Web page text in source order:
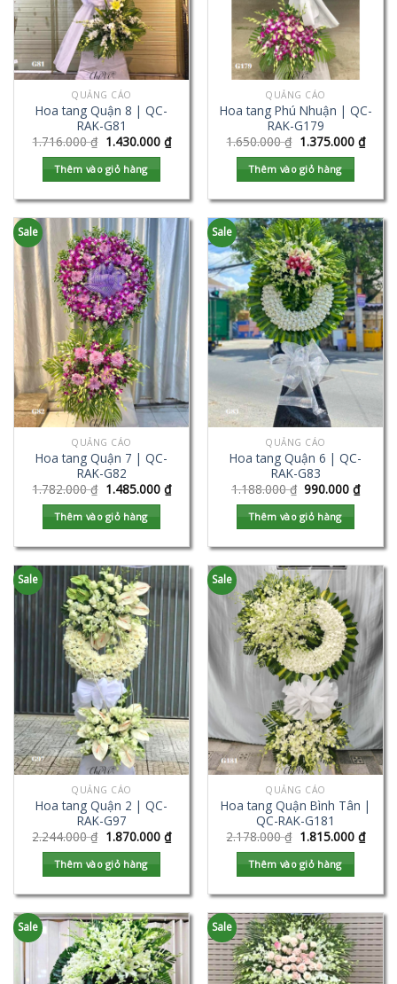
QUẢNG CÁO
Hoa tang Quận 8 | QC-
RAK-G81
1.716.000₫ 1.430.000 ₫
Thêm vào giỏ hàng
QUẢNG CÁO
Hoa tang Phú Nhuận | QC-
RAK-G179
1.650.000₫ 1.375.000 ₫
Thêm vào giỏ hàng
Sale
QUẢNG CÁO
Hoa tang Quận 7 | QC-
RAK-G82
1.782.000₫ 1.485.000 ₫
Thêm vào giỏ hàng
Sale
QUẢNG CÁO
Hoa tang Quận 6 | QC-
RAK-G83
1.188.000₫ 990.000₫
Thêm vào giỏ hàng
Sale
QUẢNG CÁO
Hoa tang Quận 2 | QC-
RAK-G97
2.244.000₫ 1.870.000 ₫
Thêm vào giỏ hàng
Sale
QUẢNG CÁO
Hoa tang Quận Bình Tân |
QC-RAK-G181
2.178.000₫ 1.815.000 ₫
Thêm vào giỏ hàng
Sale Sale